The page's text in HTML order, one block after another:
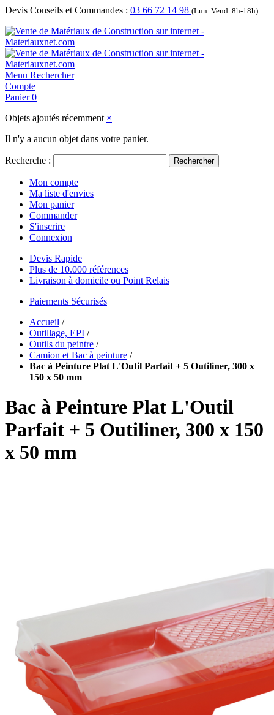
Devis Conseils et Commandes : 03 66 72 14 98 (Lun. Vend. 8h-18h)
Menu Rechercher
Compte
Panier 0
Objets ajoutés récemment ×
Il n'y a aucun objet dans votre panier.
Recherche : Rechercher
Mon compte
Ma liste d'envies
Mon panier
Commander
S'inscrire
Connexion
Devis Rapide
Plus de 10.000 références
Livraison à domicile ou Point Relais
Paiements Sécurisés
Accueil /
Outillage, EPI /
Outils du peintre /
Camion et Bac à peinture /
Bac à Peinture Plat L'Outil Parfait + 5 Outiliner, 300 x
150 x 50 mm
Bac à Peinture Plat L'Outil
Parfait + 5 Outiliner, 300 x 150
x 50 mm